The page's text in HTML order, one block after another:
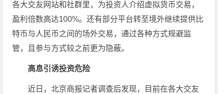
各大交友网站和社群里，为投资人介绍虚拟货币交易，
盈利倍数高达100%。还有部分平台转至境外继续提供比
特币与人民币之间的场外交易，通过各种方式规避监
管，且参与方式较之前更为隐蔽。
高息引诱投资危险
近日，北京商报记者调查后发现，目前在各大交友